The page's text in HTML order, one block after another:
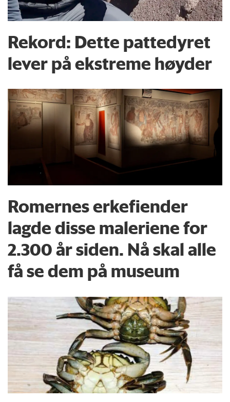
Rekord: Dette pattedyret
lever på ekstreme høyder
Romernes erkefiender
lagde disse maleriene for
2.300 år siden. Nå skal alle
få se dem på museum